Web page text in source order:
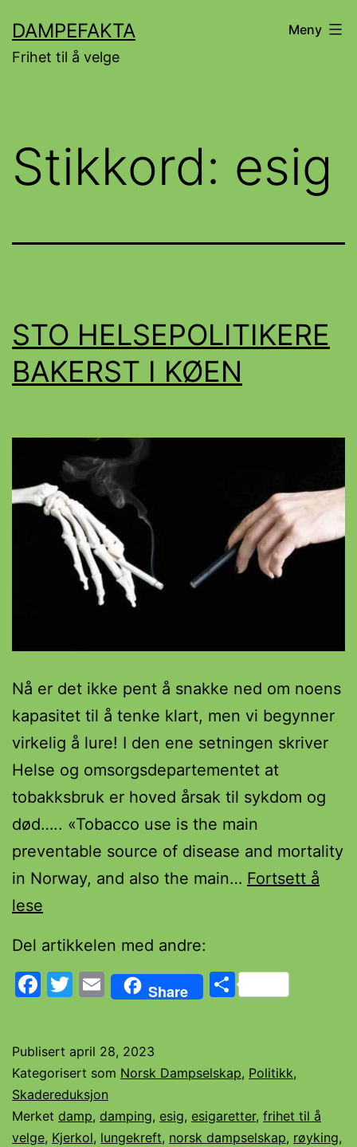
til
innhold
DAMPEFAKTA
Frihet til å velge
Meny
Stikkord: esig
STO HELSEPOLITIKERE
BAKERST I KØEN
Nå er det ikke pent å snakke ned om noens
kapasitet til å tenke klart, men vi begynner
virkelig å lure! I den ene setningen skriver
Helse og omsorgsdepartementet at
tobakksbruk er hoved årsak til sykdom og
død….. «Tobacco use is the main
preventable source of disease and mortality
in Norway, and also the main… Fortsett å
lese
Del artikkelen med andre:
Facebook
Twitter
EmailShare Share
Publisert april 28, 2023
Kategorisert som Norsk Dampselskap, Politikk,
Skadereduksjon
Merket damp, damping, esig, esigaretter, frihet til å
velge, Kjerkol, lungekreft, norsk dampselskap, røyking,